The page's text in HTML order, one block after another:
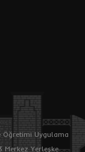
Öğretimi Uygulama
Merkez Yerleşke